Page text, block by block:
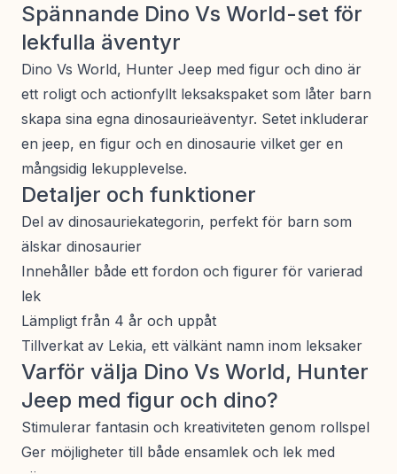
Spännande Dino Vs World-set för
lekfulla äventyr
Dino Vs World, Hunter Jeep med figur och dino är
ett roligt och actionfyllt leksakspaket som låter barn
skapa sina egna dinosaurieäventyr. Setet inkluderar
en jeep, en figur och en dinosaurie vilket ger en
mångsidig lekupplevelse.
Detaljer och funktioner
Del av dinosauriekategorin, perfekt för barn som
älskar dinosaurier
Innehåller både ett fordon och figurer för varierad
lek
Lämpligt från 4 år och uppåt
Tillverkat av Lekia, ett välkänt namn inom leksaker
Varför välja Dino Vs World, Hunter
Jeep med figur och dino?
Stimulerar fantasin och kreativiteten genom rollspel
Ger möjligheter till både ensamlek och lek med